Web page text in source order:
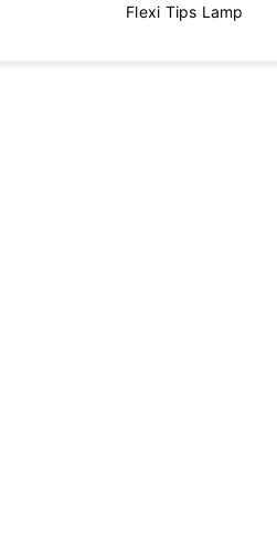
Flexi Tips Lamp